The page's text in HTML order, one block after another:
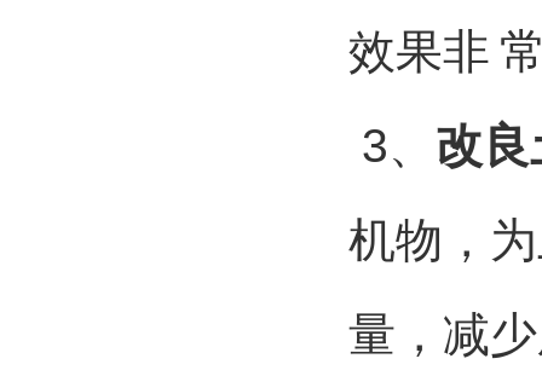
效果非
3、 改
机物，
量，减